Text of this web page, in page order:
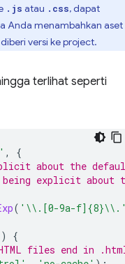
.js atau .css, dapat
Anda menambahkan aset
versi ke project.
terlihat seperti
,
{
about the
explicit about
( '\\.[0-9a-
{
files end in